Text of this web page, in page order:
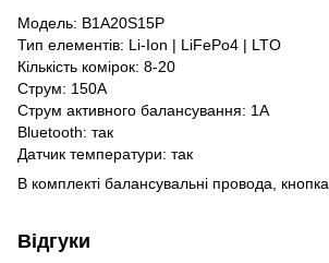
Модель: B1A20S15P
Тип елементів: Li-Ion | LiFePo4 | LTO
Кількість комірок: 8-20
Струм: 150А
Струм активного балансування: 1А
Bluetooth: так
Датчик температури: так
В комплекті балансувальні провода, кнопка.
Відгуки